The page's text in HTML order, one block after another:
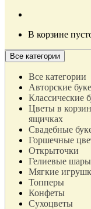
В корзине
Все категории
Все категории
Авторские
Классические
Цветы в
ящичках
Свадебные
Горшечные
Открыточки
Гелиевые шары
Мягкие
Топперы
Конфеты
Сухоцветы